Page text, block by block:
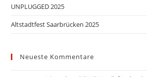
UNPLUGGED 2025
Altstadtfest Saarbrücken 2025
Neueste Kommentare